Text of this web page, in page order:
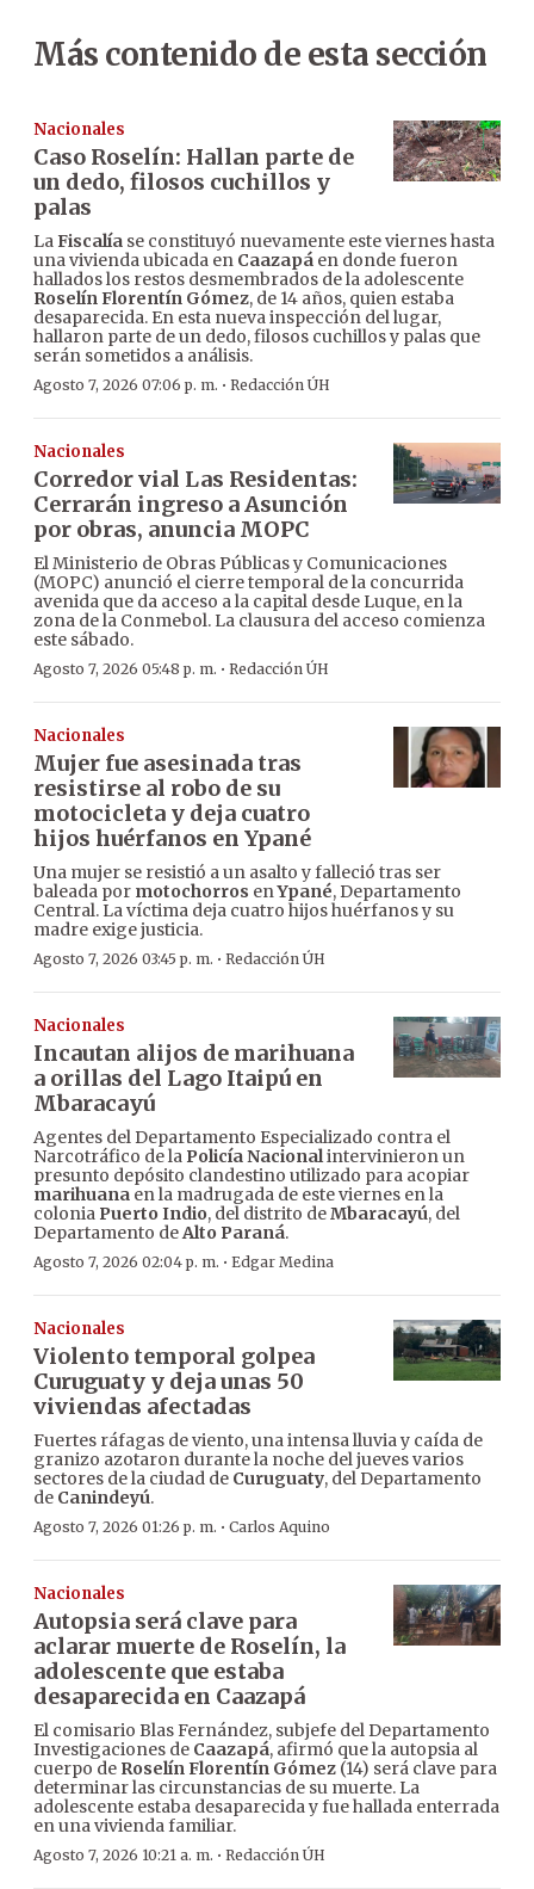
Más contenido de esta sección
Nacionales
Caso Roselín: Hallan parte de
un dedo, filosos cuchillos y
palas
LaFiscalía se constituyó nuevamente este viernes hasta
una vivienda ubicada en Caazapá en donde fueron
hallados los restos desmembrados de la adolescente
Roselín Florentín Gómez, de 14 años, quien estaba
desaparecida. En esta nueva inspección del lugar,
hallaron parte de un dedo, filosos cuchillos y palas que
serán sometidos a análisis.
Agosto 7, 2026 07:06 p. m. · Redacción ÚH
Nacionales
Corredor vial Las Residentas:
Cerrarán ingreso a Asunción
por obras, anuncia MOPC
El Ministerio de Obras Públicas y Comunicaciones
(MOPC) anunció el cierre temporal de la concurrida
avenida que da acceso a la capital desde Luque, en la
zona de la Conmebol. La clausura del acceso comienza
este sábado.
Agosto 7, 2026 05:48 p. m. · Redacción ÚH
Nacionales
Mujer fue asesinada tras
resistirse al robo de su
motocicleta y deja cuatro
hijos huérfanos en Ypané
Una mujer se resistió a un asalto y falleció tras ser
baleada por motochorros enYpané, Departamento
Central. La víctima deja cuatro hijos huérfanos y su
madre exige justicia.
Agosto 7, 2026 03:45 p. m. · Redacción ÚH
Nacionales
Incautan alijos de marihuana
a orillas del Lago Itaipú en
Mbaracayú
Agentes del Departamento Especializado contra el
Narcotráfico de la Policía Nacionalintervinieron un
presunto depósito clandestino utilizado para acopiar
marihuana en la madrugada de este viernes en la
colonia Puerto Indio, del distrito deMbaracayú, del
Departamento deAlto Paraná.
Agosto 7, 2026 02:04 p. m. · Edgar Medina
Nacionales
Violento temporal golpea
Curuguaty y deja unas 50
viviendas afectadas
Fuertes ráfagas de viento, una intensa lluvia y caída de
granizo azotaron durante la noche del jueves varios
sectores de la ciudad de Curuguaty, del Departamento
de Canindeyú.
Agosto 7, 2026 01:26 p. m. · Carlos Aquino
Nacionales
Autopsia será clave para
aclarar muerte de Roselín, la
adolescente que estaba
desaparecida en Caazapá
El comisario Blas Fernández, subjefe del Departamento
Investigaciones de Caazapá, afirmó que la autopsia al
cuerpo de Roselín Florentín Gómez (14) será clave para
determinar las circunstancias de su muerte. La
adolescente estaba desaparecida y fue hallada enterrada
en una vivienda familiar.
Agosto 7, 2026 10:21 a. m. · Redacción ÚH